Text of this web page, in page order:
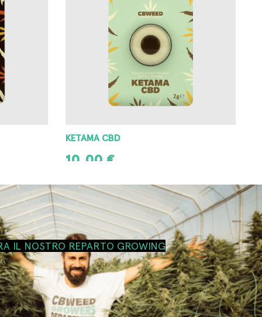
KETAMA CBD
10,00 €
IL NOSTRO REPARTO GROWING